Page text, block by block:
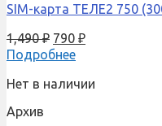
SIM-карта ТЕЛЕ2 750
1,490₽ 790 ₽
Подробнее
Нет в наличии
Архив